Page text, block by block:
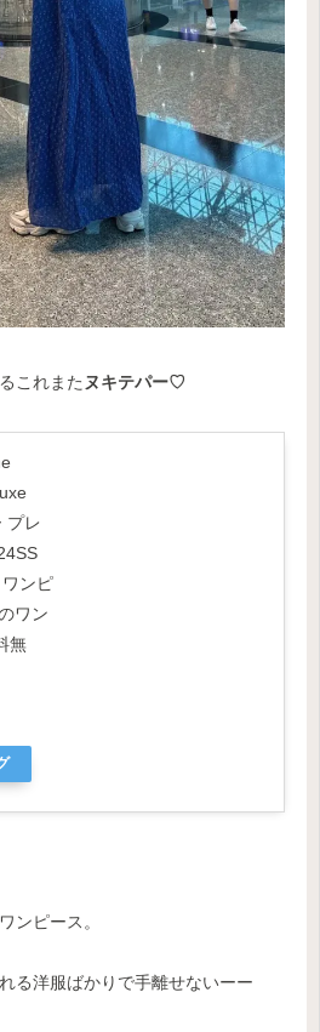
これまた ヌキテパー♡
プレ
ンピ
ワン
無
ンピース。
る洋服ばかりで手離せないーー